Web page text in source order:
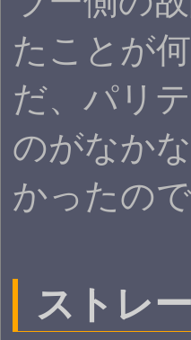
たことが
だ、パリ
のがなか
かったの
ストレ